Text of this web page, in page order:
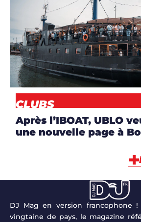
ARTICLES,
NEWS
CLUBS
Après l’IBOAT, UBLO
une nouvelle page à
DJ Mag en version francophone
vingtaine de pays, le magazine